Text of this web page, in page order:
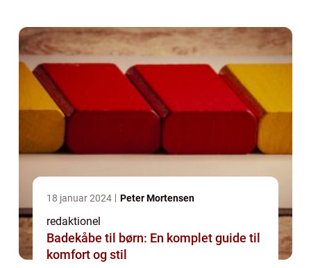
18 januar 2024 Peter Mortensen
redaktionel
Badekåbe til børn: En komplet guide til
komfort og stil